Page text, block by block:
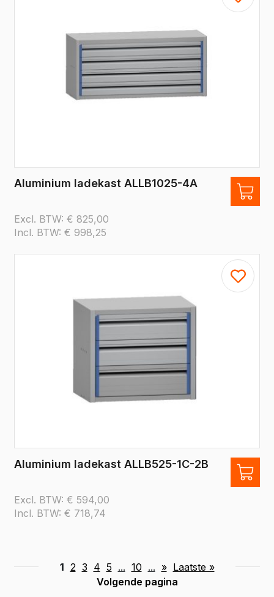
Aluminium ladekast ALLB1025-4A
Excl. BTW: € 825,00
Incl. BTW: € 998,25
Aluminium ladekast ALLB525-1C-2B
Excl. BTW: € 594,00
Incl. BTW: € 718,74
1 2 3 4 5 ... 10 ... » Laatste »
Volgende pagina